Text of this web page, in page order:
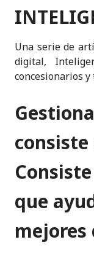
e
dI
n
e
b
o
o
r
Una serie de
digital,
concesionarios y
que
mejores